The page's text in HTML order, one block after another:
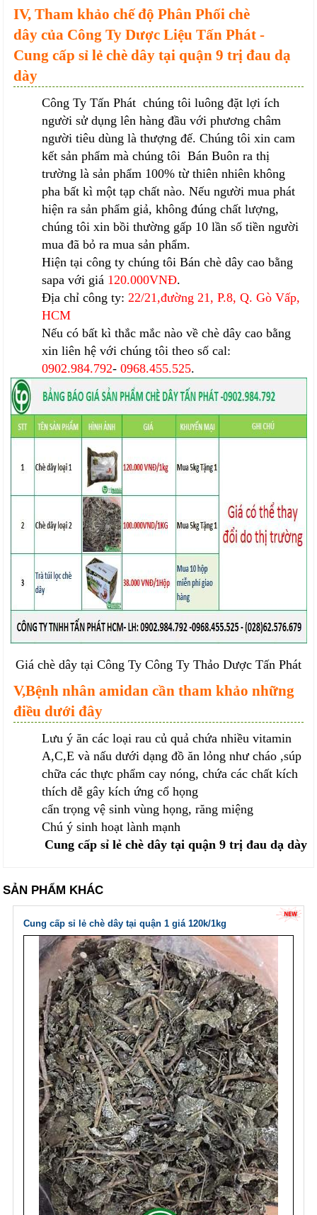
IV, Tham khảo chế độ Phân Phối chè
dây của Công Ty Dược Liệu Tấn Phát -
Cung cấp sỉ lẻ chè dây tại quận 9 trị đau dạ
dày
Công Ty Tấn Phát chúng tôi luông đặt lợi ích
người sử dụng lên hàng đầu với phương châm
người tiêu dùng là thượng đế. Chúng tôi xin cam
kết sản phẩm mà chúng tôi Bán Buôn ra thị
trường là sản phẩm 100% từ thiên nhiên không
pha bất kì một tạp chất nào. Nếu người mua phát
hiện ra sản phẩm giả, không đúng chất lượng,
chúng tôi xin bồi thường gấp 10 lần số tiền người
mua đã bỏ ra mua sản phẩm.
Hiện tại công ty chúng tôi Bán chè dây cao bằng
sapa với giá 120.000VNĐ.
Địa chỉ công ty:22/21,đường 21, P.8, Q. Gò Vấp,
HCM
Nếu có bất kì thắc mắc nào về chè dây cao bằng
xin liên hệ với chúng tôi theo số cal:
0902.984.792-0968.455.525.
Giá chè dây tại Công Ty Công Ty Thảo Dược Tấn Phát
V,Bệnh nhân amidan cần tham khảo những
điều dưới đây
Lưu ý ăn các loại rau củ quả chứa nhiều vitamin
A,C,E và nấu dưới dạng đồ ăn lỏng như cháo ,súp
chữa các thực phẩm cay nóng, chứa các chất kích
thích dễ gây kích ứng cổ họng
cẩn trọng vệ sinh vùng họng, răng miệng
Chú ý sinh hoạt lành mạnh
Cung cấp sỉ lẻ chè dây tại quận 9 trị đau dạ dày
SẢN PHẨM KHÁC
Cung cấp sỉ lẻ chè dây tại quận 1 giá 120k/1kg